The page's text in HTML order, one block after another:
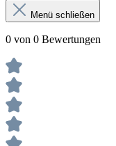
Menü schließen
0 von 0 Bewertungen